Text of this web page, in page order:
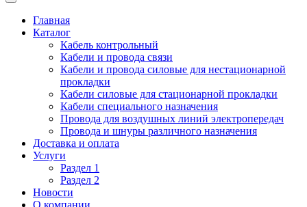
Главная
Каталог
Кабель контрольный
Кабели и провода связи
Кабели и провода силовые для нестационарной
прокладки
Кабели силовые для стационарной прокладки
Кабели специального назначения
Провода для воздушных линий электропередач
Провода и шнуры различного назначения
Доставка и оплата
Услуги
Раздел 1
Раздел 2
Новости
О компании